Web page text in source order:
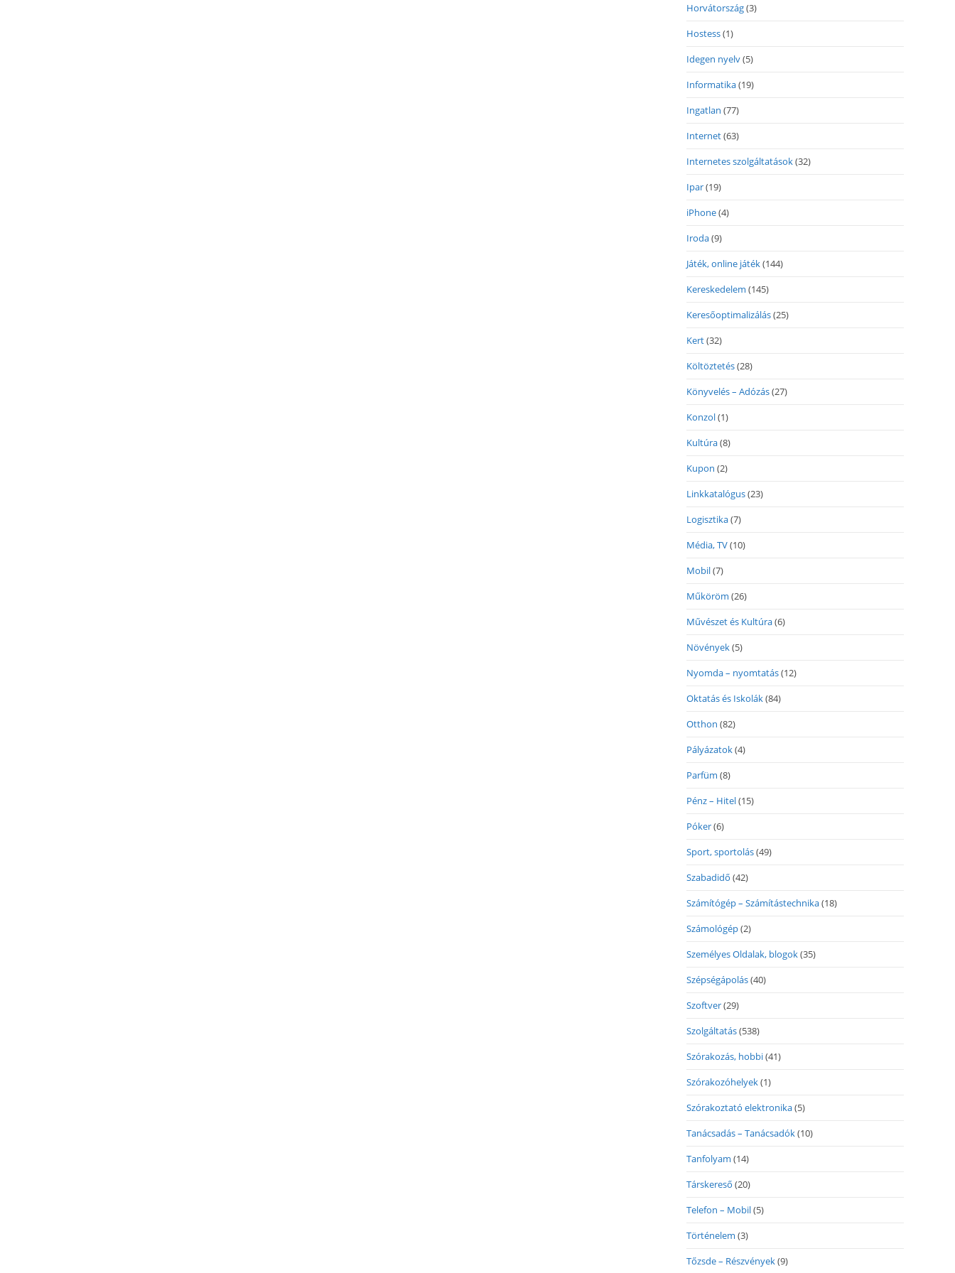
Horvátország(3)
Hostess(1)
Idegen nyelv(5)
Informatika(19)
Ingatlan (77)
Internet(63)
Internetes szolgáltatások(32)
Ipar(19)
iPhone(4)
Iroda(9)
Játék, online játék(144)
Kereskedelem (145)
Keresőoptimalizálás(25)
Kert(32)
Költöztetés(28)
Könyvelés – Adózás(27)
Konzol(1)
Kultúra(8)
Kupon (2)
Linkkatalógus(23)
Logisztika(7)
Média, TV(10)
Mobil(7)
Műköröm (26)
Művészet és Kultúra(6)
Növények(5)
Nyomda – nyomtatás(12)
Oktatás és Iskolák(84)
Otthon (82)
Pályázatok(4)
Parfüm (8)
Pénz – Hitel(15)
Póker(6)
Sport, sportolás(49)
Szabadidő (42)
Számítógép – Számítástechnika(18)
Számológép(2)
Személyes Oldalak, blogok(35)
Szépségápolás(40)
Szoftver(29)
Szolgáltatás(538)
Szórakozás, hobbi(41)
Szórakozóhelyek(1)
Szórakoztató elektronika(5)
Tanácsadás – Tanácsadók(10)
Tanfolyam (14)
Társkereső (20)
Telefon – Mobil(5)
Történelem (3)
Tőzsde – Részvények(9)